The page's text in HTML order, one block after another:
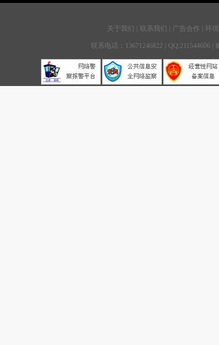
关于我们 | 联系我们 | 广告合作 | 环
联系电话：13671246822 | QQ:211544606 |